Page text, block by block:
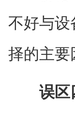
不好与设
择的主要
误区